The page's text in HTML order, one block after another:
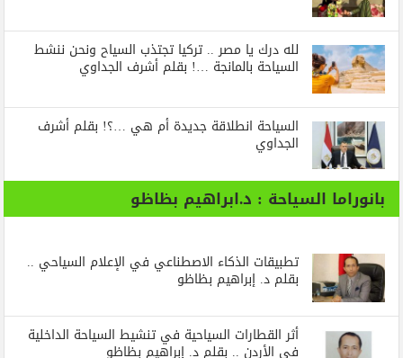
لله درك يا مصر .. تركيا تجتذب السياح ونحن ننشط
السياحة بالمانجة …! بقلم أشرف الجداوي
السياحة انطلاقة جديدة أم هي …؟! بقلم أشرف
الجداوي
بانوراما السياحة : د.ابراهيم بظاظو
تطبيقات الذكاء الاصطناعي في الإعلام السياحي ..
بقلم د. إبراهيم بظاظو
أثر القطارات السياحية في تنشيط السياحة الداخلية
في الأردن .. بقلم د. إبراهيم بظاظو